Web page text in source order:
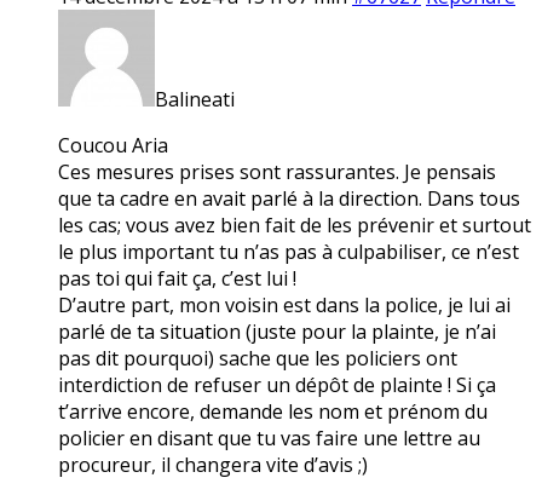
Balineati
Coucou Aria
Ces mesures prises sont rassurantes. Je pensais
que ta cadre en avait parlé à la direction. Dans tous
les cas; vous avez bien fait de les prévenir et surtout
le plus important tu n’as pas à culpabiliser, ce n’est
pas toi qui fait ça, c’est lui !
D’autre part, mon voisin est dans la police, je lui ai
parlé de ta situation (juste pour la plainte, je n’ai
pas dit pourquoi) sache que les policiers ont
interdiction de refuser un dépôt de plainte ! Si ça
t’arrive encore, demande les nom et prénom du
policier en disant que tu vas faire une lettre au
procureur, il changera vite d’avis ;)